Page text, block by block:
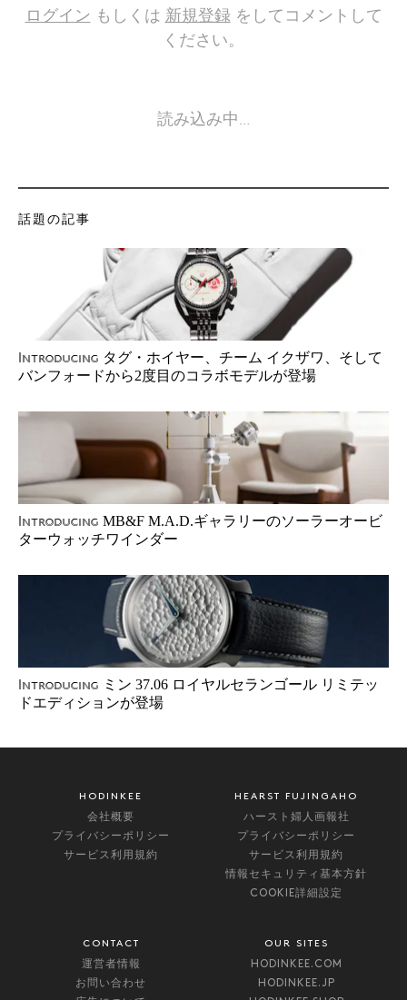
ログイン もしくは 新規登録をしてコメントして
ください。
読み込み中…
話題の記事
Introducing タグ・ホイヤー、チーム イクザワ、そして
バンフォードから2度目のコラボモデルが登場
Introducing MB&F M.A.D.ギャラリーのソーラーオービ
ターウォッチワインダー
Introducing ミン 37.06 ロイヤルセランゴール リミテッ
ドエディションが登場
HODINKEE
会社概要
プライバシーポリシー
サービス利用規約
HEARST FUJINGAHO
ハースト婦人画報社
プライバシーポリシー
サービス利用規約
情報セキュリティ基本方針
COOKIE詳細設定
CONTACT
運営者情報
お問い合わせ
OUR SITES
HODINKEE.COM
HODINKEE.JP